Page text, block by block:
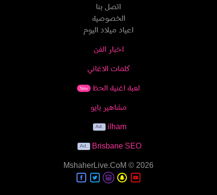
اتصل بنا
الخصوصية
اعياد ميلاد اليوم
اخبار الفن
كلمات الاغاني
لعبة اغنية الحظ New
مشاهير بايو
ilham
Brisbane SEO
MshaherLive.CoM © 2026